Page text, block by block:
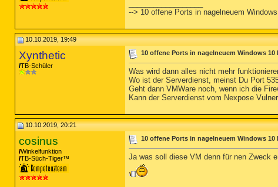
--> 10 offene Ports in nagelneuem
10.10.2019, 19:49
Xynthetic
TB-Schüler
10 offene Ports in nagelneuem Windows 10
Was wird dann alles nicht mehr
Wo ist der Serverdienst, meinst Du Port
Geht dann VMWare noch, wenn ich die
Kann der Serverdienst vom Nexpose
10.10.2019, 20:21
cosinus
Winkelfunktion
TB-Süch-Tiger™
10 offene Ports in nagelneuem Windows 10
Ja was soll diese VM denn für nen Zweck